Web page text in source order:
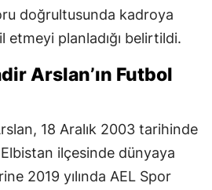
doğrultusunda kadroya
planladığı belirtildi.
Arslan’ın Futbol
18 Aralık 2003 tarihinde
Elbistan ilçesinde dünyaya
2019 yılında AEL Spor